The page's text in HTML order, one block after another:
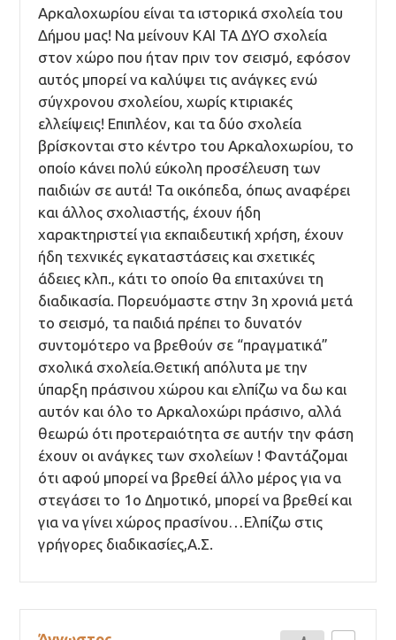
Αρκαλοχωρίου είναι τα ιστορικά σχολεία του
Δήμου μας! Να μείνουν ΚΑΙ ΤΑ ΔΥΟ σχολεία
στον χώρο που ήταν πριν τον σεισμό, εφόσον
αυτός μπορεί να καλύψει τις ανάγκες ενώ
σύγχρονου σχολείου, χωρίς κτιριακές
ελλείψεις! Επιπλέον, και τα δύο σχολεία
βρίσκονται στο κέντρο του Αρκαλοχωρίου, το
οποίο κάνει πολύ εύκολη προσέλευση των
παιδιών σε αυτά! Τα οικόπεδα, όπως αναφέρει
και άλλος σχολιαστής, έχουν ήδη
χαρακτηριστεί για εκπαιδευτική χρήση, έχουν
ήδη τεχνικές εγκαταστάσεις και σχετικές
άδειες κλπ., κάτι το οποίο θα επιταχύνει τη
διαδικασία. Πορευόμαστε στην 3η χρονιά μετά
το σεισμό, τα παιδιά πρέπει το δυνατόν
συντομότερο να βρεθούν σε “πραγματικά”
σχολικά σχολεία.Θετική απόλυτα με την
ύπαρξη πράσινου χώρου και ελπίζω να δω και
αυτόν και όλο το Αρκαλοχώρι πράσινο, αλλά
θεωρώ ότι προτεραιότητα σε αυτήν την φάση
έχουν οι ανάγκες των σχολείων ! Φαντάζομαι
ότι αφού μπορεί να βρεθεί άλλο μέρος για να
στεγάσει το 1ο Δημοτικό, μπορεί να βρεθεί και
για να γίνει χώρος πρασίνου…Ελπίζω στις
γρήγορες διαδικασίες,Α.Σ.